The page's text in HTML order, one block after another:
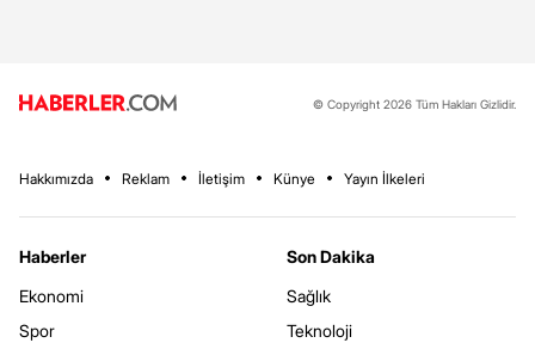
© Copyright 2026 Tüm Hakları Gizlidir.
Hakkımızda Reklam İletişim Künye Yayın İlkeleri
Haberler
Ekonomi
Spor
Son Dakika
Sağlık
Teknoloji